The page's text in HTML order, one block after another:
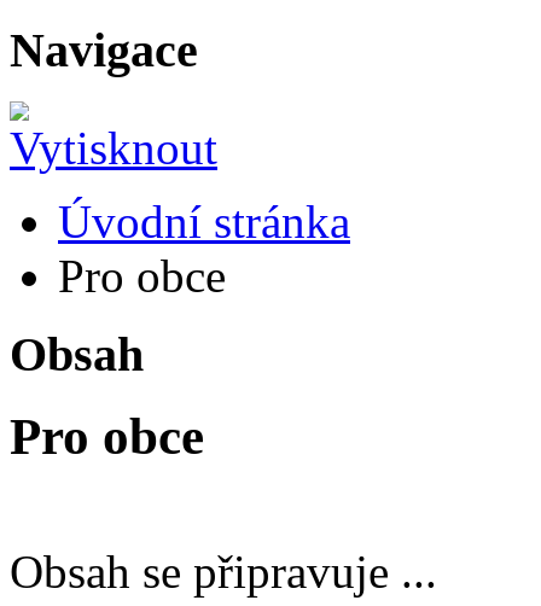
Navigace
Úvodní stránka
Pro obce
Obsah
Pro obce
Obsah se připravuje ...